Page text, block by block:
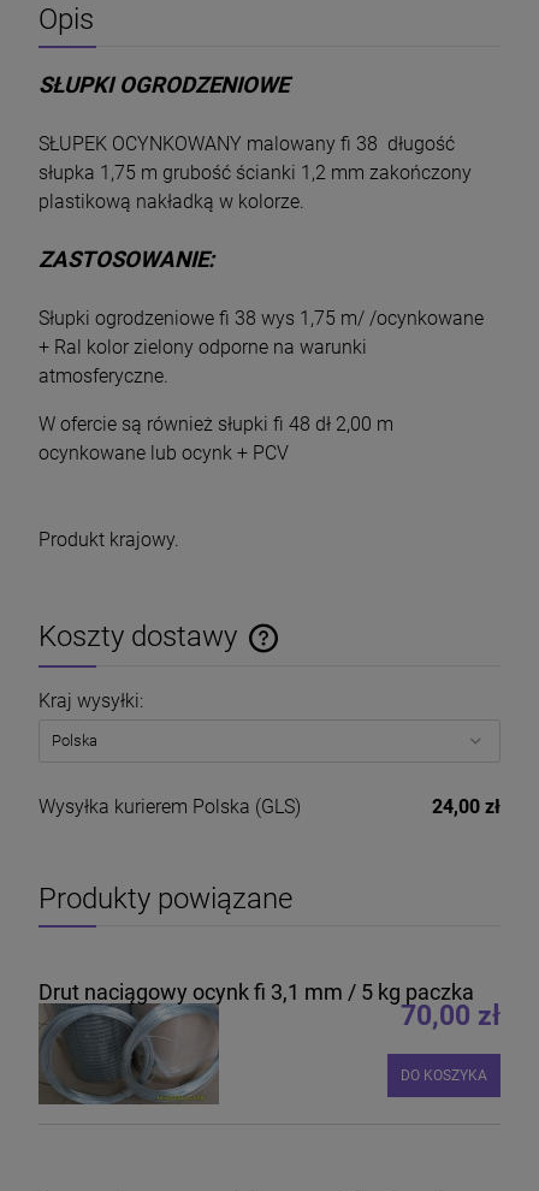
330,00 zł
DO KOSZYKA
Opis
SŁUPKI OGRODZENIOWE
SŁUPEK OCYNKOWANY malowany fi 38 długość
słupka 1,75 m grubość ścianki 1,2 mm zakończony
plastikową nakładką w kolorze.
ZASTOSOWANIE:
Słupki ogrodzeniowe fi 38 wys 1,75 m/ /ocynkowane
+ Ral kolor zielony odporne na warunki
atmosferyczne.
W ofercie są również słupki fi 48 dł 2,00 m
ocynkowane lub ocynk + PCV
Produkt krajowy.
Koszty dostawy
Cena nie zawiera ewentualnych kosztów płatności
Kraj wysyłki:
Wysyłka kurierem Polska (GLS) 24,00 zł
Produkty powiązane
Drut naciągowy ocynk fi 3,1 mm / 5 kg paczka
70,00 zł
DO KOSZYKA